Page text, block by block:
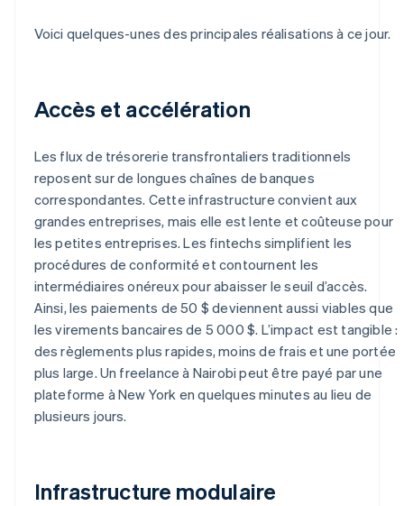
Voici quelques-unes des principales réalisations à ce jour.
Accès et accélération
Les flux de trésorerie transfrontaliers traditionnels
reposent sur de longues chaînes de banques
correspondantes. Cette infrastructure convient aux
grandes entreprises, mais elle est lente et coûteuse pour
les petites entreprises. Les fintechs simplifient les
procédures de conformité et contournent les
intermédiaires onéreux pour abaisser le seuil d’accès.
Ainsi, les paiements de 50 $ deviennent aussi viables que
les virements bancaires de 5 000 $. L’impact est tangible :
des règlements plus rapides, moins de frais et une portée
plus large. Un freelance à Nairobi peut être payé par une
plateforme à New York en quelques minutes au lieu de
plusieurs jours.
Infrastructure modulaire